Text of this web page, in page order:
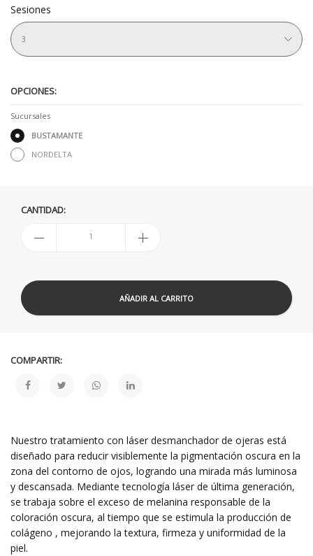
Sesiones
3
OPCIONES:
Sucursales
BUSTAMANTE
NORDELTA
CANTIDAD:
AÑADIR AL CARRITO
COMPARTIR:
Nuestro tratamiento con láser desmanchador de ojeras está
diseñado para reducir visiblemente la pigmentación oscura en la
zona del contorno de ojos, logrando una mirada más luminosa
y descansada. Mediante tecnología láser de última generación,
se trabaja sobre el exceso de melanina responsable de la
coloración oscura, al tiempo que se estimula la producción de
colágeno , mejorando la textura, firmeza y uniformidad de la
piel.